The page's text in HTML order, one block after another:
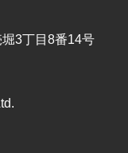
3丁目8番14号